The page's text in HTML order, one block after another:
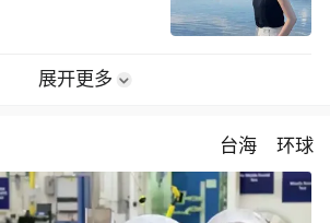
展开更多
台海 环球